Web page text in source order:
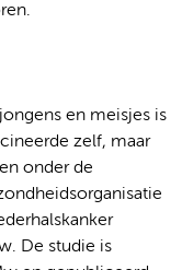
en meisjes is
zelf, maar
onder de
De studie is